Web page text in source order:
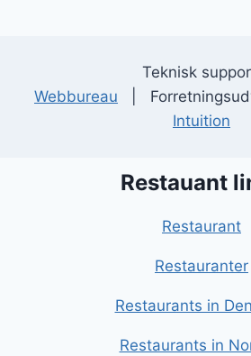
Teknisk
Webbureau |
Intuition
Restauant
Restaurant
Restauranter
Restaurants in
Restaurants in